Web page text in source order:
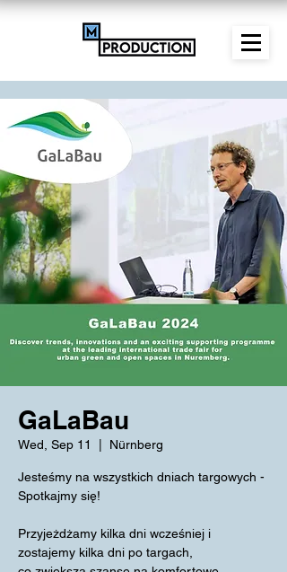
GaLaBau
Wed, Sep 11 Nürnberg
Jesteśmy na wszystkich dniach targowych -
Spotkajmy się!
Przyjeżdżamy kilka dni wcześniej i
zostajemy kilka dni po targach,